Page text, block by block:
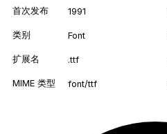
首次发布 1991
类别 Font
扩展名 .ttf
MIME 类型 font/ttf